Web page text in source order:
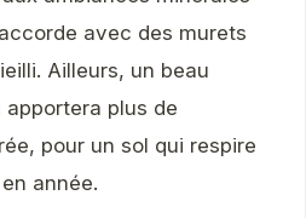
avec des murets
Ailleurs, un beau
plus de
pour un sol qui respire
année.